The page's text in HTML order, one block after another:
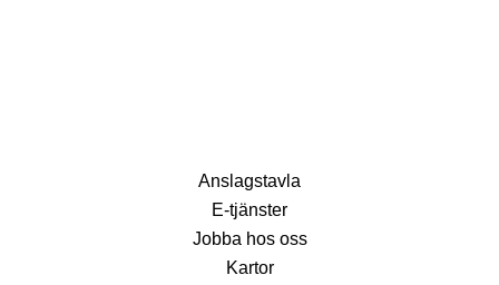
Anslagstavla
E-tjänster
Jobba hos oss
Kartor